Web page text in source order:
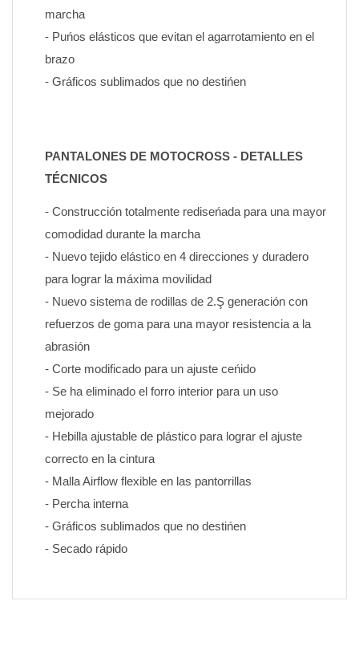
marcha
- Puńos elásticos que evitan el agarrotamiento en el
brazo
- Gráficos sublimados que no destińen
PANTALONES DE MOTOCROSS - DETALLES
TÉCNICOS
- Construcción totalmente rediseńada para una mayor
comodidad durante la marcha
- Nuevo tejido elástico en 4 direcciones y duradero
para lograr la máxima movilidad
- Nuevo sistema de rodillas de 2.Ş generación con
refuerzos de goma para una mayor resistencia a la
abrasión
- Corte modificado para un ajuste ceńido
- Se ha eliminado el forro interior para un uso
mejorado
- Hebilla ajustable de plástico para lograr el ajuste
correcto en la cintura
- Malla Airflow flexible en las pantorrillas
- Percha interna
- Gráficos sublimados que no destińen
- Secado rápido